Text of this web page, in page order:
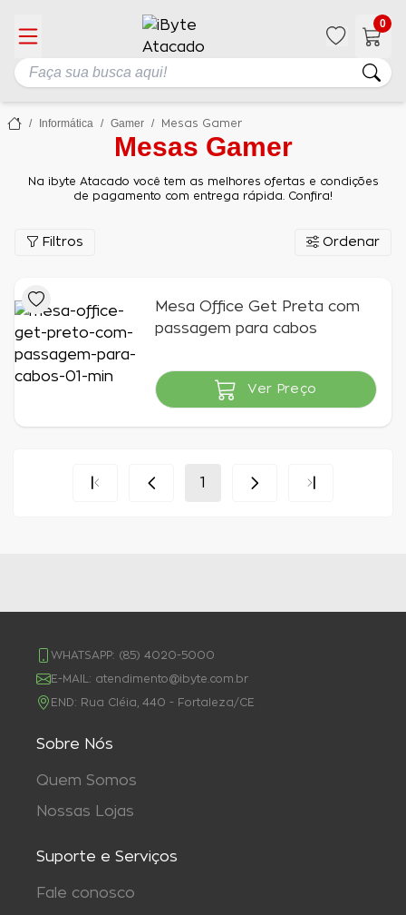
0
Informática Gamer Mesas Gamer
Mesas Gamer
Na ibyte Atacado você tem as melhores ofertas e condições
de pagamento com entrega rápida. Confira!
Filtros Ordenar
Mesa Office Get Preta com
passagem para cabos
Indisponível
Ver Preço
1
WHATSAPP: (85) 4020-5000
E-MAIL: atendimento@ibyte.com.br
END: Rua Cléia, 440 - Fortaleza/CE
Sobre Nós
Quem Somos
Nossas Lojas
Suporte e Serviços
Fale conosco